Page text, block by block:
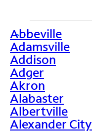
>
Abbeville
Adamsville
Addison
Adger
Akron
Alabaster
Albertville
Alexander City